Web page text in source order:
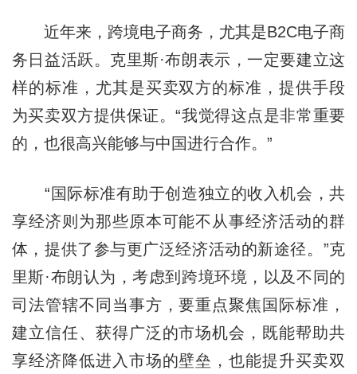
近年来，跨境电子商务，尤其是B2C电子商
务日益活跃。克里斯·布朗表示，一定要建立这
样的标准，尤其是买卖双方的标准，提供手段
为买卖双方提供保证。“我觉得这点是非常重要
的，也很高兴能够与中国进行合作。”
“国际标准有助于创造独立的收入机会，共
享经济则为那些原本可能不从事经济活动的群
体，提供了参与更广泛经济活动的新途径。”克
里斯·布朗认为，考虑到跨境环境，以及不同的
司法管辖不同当事方，要重点聚焦国际标准，
建立信任、获得广泛的市场机会，既能帮助共
享经济降低进入市场的壁垒，也能提升买卖双